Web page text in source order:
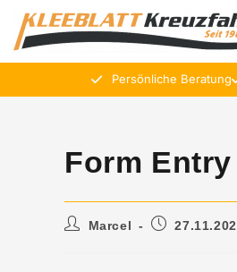
Persönliche Beratung
Form
Marcel